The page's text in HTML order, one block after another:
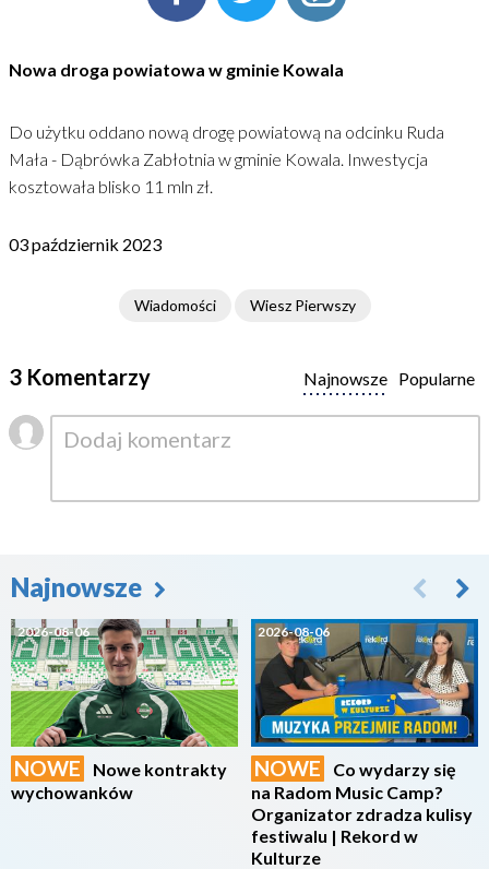
Nowa droga powiatowa w gminie Kowala
Do użytku oddano nową drogę powiatową na odcinku Ruda
Mała - Dąbrówka Zabłotnia w gminie Kowala. Inwestycja
kosztowała blisko 11 mln zł.
03 październik 2023
Wiadomości Wiesz Pierwszy
3 Komentarzy Popularne
Najnowsze
Najnowsze
2026-08-06
NOWE
Nowe kontrakty
wychowanków
2026-08-06
NOWE
Co wydarzy się
na Radom Music Camp?
Organizator zdradza kulisy
festiwalu | Rekord w
Kulturze